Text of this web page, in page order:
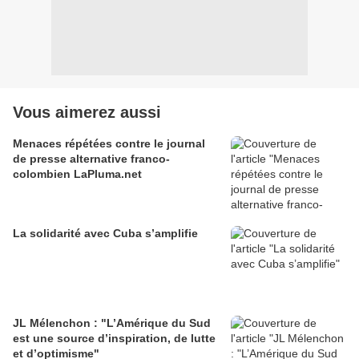
Vous aimerez aussi
Menaces répétées contre le journal
de presse alternative franco-
colombien LaPluma.net
La solidarité avec Cuba s’amplifie
JL Mélenchon : "L’Amérique du Sud
est une source d’inspiration, de lutte
et d’optimisme"